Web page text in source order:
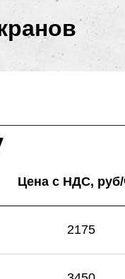
Цена с НДС, руб/
2175